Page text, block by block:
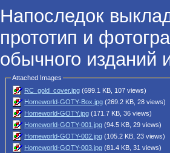
Напоследок
прототип и
обычного изданий
Attached Images
RC_gold_cover.jpg (699.1 KB, 107 views)
Homeworld-GOTY-Box.jpg (269.2 KB, 28 views)
Homeworld-GOTY.jpg (171.7 KB, 36 views)
Homeworld-GOTY-001.jpg (94.5 KB, 29 views)
Homeworld-GOTY-002.jpg (105.2 KB, 23 views)
Homeworld-GOTY-003.jpg (81.4 KB, 31 views)